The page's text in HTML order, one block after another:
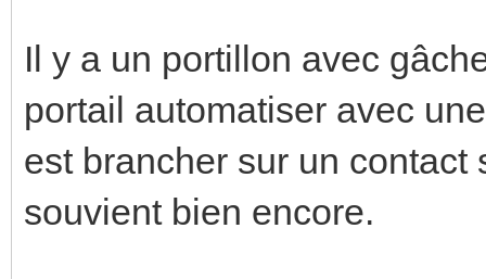
Il y a un portillon avec
portail automatiser avec
est brancher sur un
souvient bien encore.